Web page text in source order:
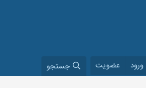
ورود عضویت جستجو